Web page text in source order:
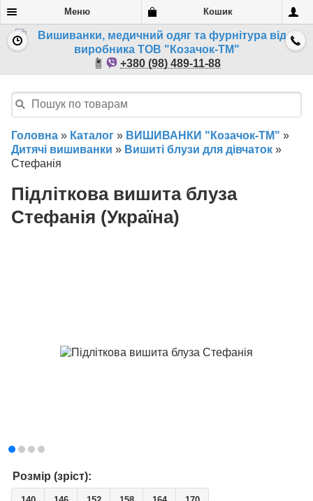
Меню Кошик
+380 (98) 489-11-88
Головна » Каталог » ВИШИВАНКИ "Козачок-ТМ" »
Дитячі вишиванки » Вишиті блузи для дівчаток »
Стефанія
Підліткова вишита блуза
Стефанія (Україна)
Розмір (зріст):